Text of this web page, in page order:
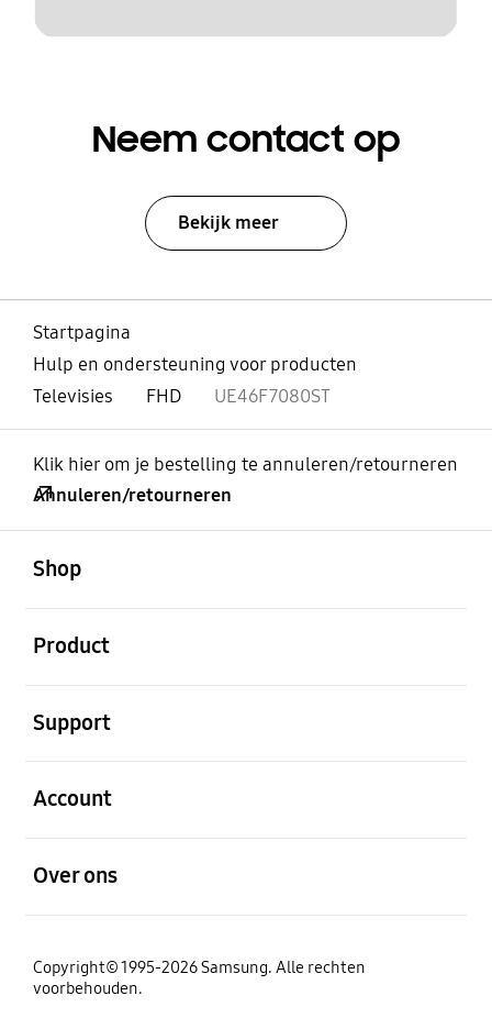
Neem contact op
Bekijk meer
Startpagina
Hulp en ondersteuning voor producten
Televisies
FHD UE46F7080ST
Klik hier om je bestelling te annuleren/retourneren
Annuleren/retourneren
Shop
Product
Support
Account
Over ons
Copyright© 1995-2026 Samsung. Alle rechten
voorbehouden.